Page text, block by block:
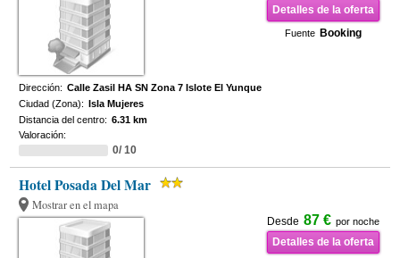
Detalles de la oferta
Fuente Booking
Dirección: Calle Zasil HA SN Zona 7 Islote El Yunque
Ciudad (Zona): Isla Mujeres
Distancia del centro: 6.31 km
Valoración:
0/ 10
Hotel Posada Del Mar
Mostrar en el mapa
Desde 87 € por noche
Detalles de la oferta